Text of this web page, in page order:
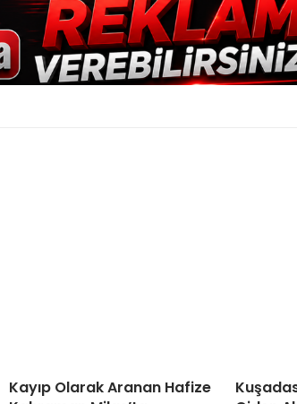
Kayıp Olarak Aranan Hafize